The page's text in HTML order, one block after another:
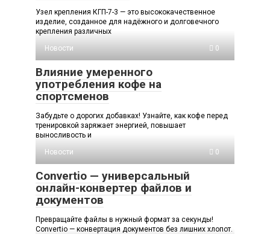
Узел крепления КГП-7-3 — это высококачественное
изделие, созданное для надёжного и долговечного
крепления различных
Новости
0
Влияние умеренного
употребления кофе на
спортсменов
Забудьте о дорогих добавках! Узнайте, как кофе перед
тренировкой заряжает энергией, повышает
выносливость и
Новости
0
Convertio — универсальный
онлайн-конвертер файлов и
документов
Превращайте файлы в нужный формат за секунды!
Convertio — конвертация документов без лишних хлопот.